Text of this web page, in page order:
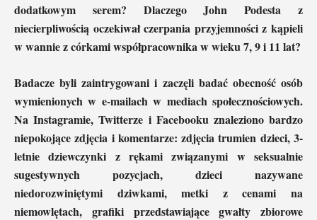
dodatkowym serem? Dlaczego John Podesta z
niecierpliwością oczekiwał czerpania przyjemności z kąpieli
w wannie z córkami współpracownika w wieku 7, 9 i 11 lat?
Badacze byli zaintrygowani i zaczęli badać obecność osób
wymienionych w e-mailach w mediach społecznościowych.
Na Instagramie, Twitterze i Facebooku znaleziono bardzo
niepokojące zdjęcia i komentarze: zdjęcia trumien dzieci, 3-
letnie dziewczynki z rękami związanymi w seksualnie
sugestywnych pozycjach, dzieci nazywane
niedorozwiniętymi dziwkami, metki z cenami na
niemowlętach, grafiki przedstawiające gwałty zbiorowe